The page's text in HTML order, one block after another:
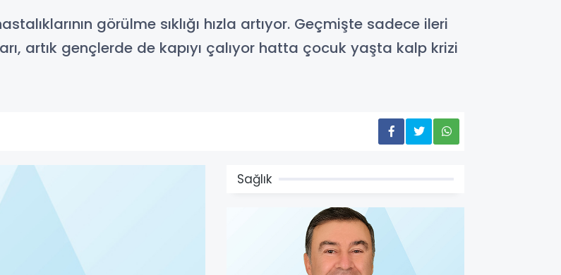
görülme sıklığı hızla artıyor. Geçmişte sadece ileri
artık gençlerde de kapıyı çalıyor hatta çocuk yaşta kalp krizi
Sağlık